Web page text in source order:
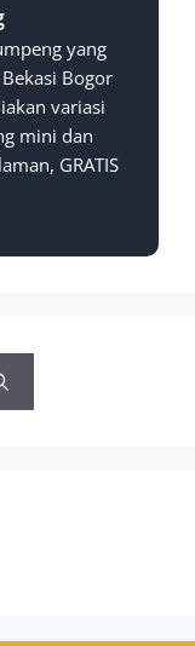
yang
Bogor
variasi
mini dan
GRATIS